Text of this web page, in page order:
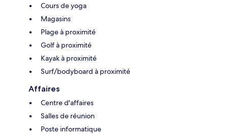
Cours de yoga
Magasins
Plage à proximité
Golf à proximité
Kayak à proximité
Surf/bodyboard à proximité
Affaires
Centre d'affaires
Salles de réunion
Poste informatique